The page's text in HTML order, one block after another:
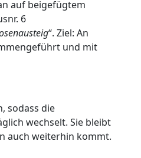
auf beigefügtem
6
“. Ziel: An
und mit
sodass die
wechselt. Sie bleibt
auch weiterhin kommt.